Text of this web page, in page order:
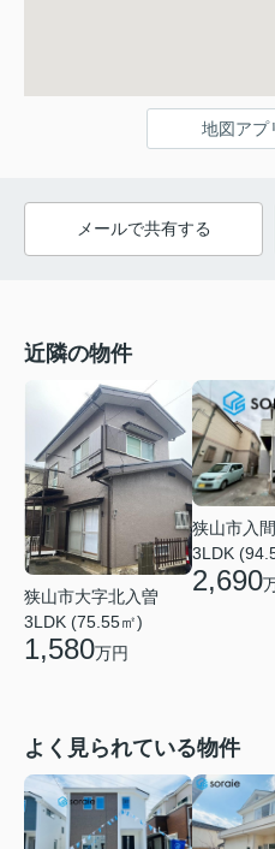
地図アプ
メールで共有する
近隣の物件
狭山市大字北入曽
3LDK (75.55㎡)
1,580万円
狭山市入
3LDK
2,690
よく見られている物件